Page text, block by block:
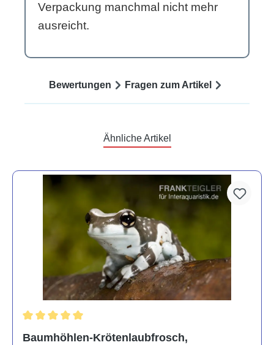
Verpackung manchmal nicht mehr
ausreicht.
Bewertungen Fragen zum Artikel
Ähnliche Artikel
Baumhöhlen-Krötenlaubfrosch,